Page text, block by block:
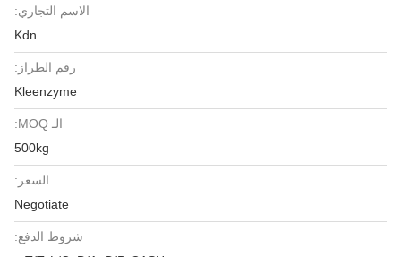
الاسم التجاري:
Kdn
رقم الطراز:
Kleenzyme
الـ MOQ:
500kg
السعر:
Negotiate
شروط الدفع: